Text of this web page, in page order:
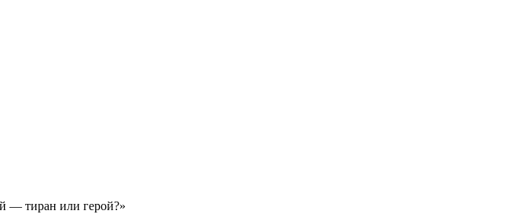
— тиран или герой?»